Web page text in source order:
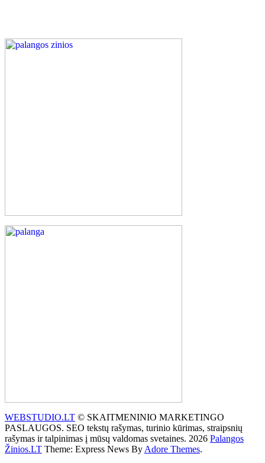
WEBSTUDIO.LT © SKAITMENINIO MARKETINGO
PASLAUGOS. SEO tekstų rašymas, turinio kūrimas, straipsnių
rašymas ir talpinimas į mūsų valdomas svetaines. 2026 Palangos
Žinios.LT Theme: Express News By Adore Themes.